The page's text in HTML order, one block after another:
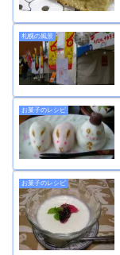
札幌の風景
お菓子のレシピ
お菓子のレシピ